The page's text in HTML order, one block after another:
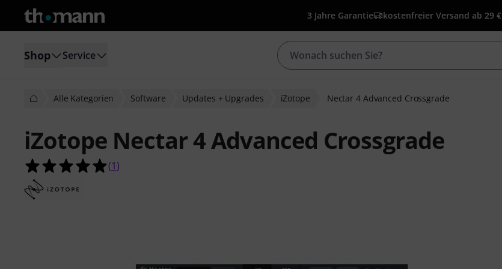
3 Jahre Garantie kostenfreier Versand ab 29 €
Shop Service
Alle Kategorien Software Updates + Upgrades iZotope Nectar 4 Advanced Crossgrade
iZotope Nectar 4 Advanced Crossgrade
5.0 von 5 Sternen aus 1 Kundenbewertungen
(1)